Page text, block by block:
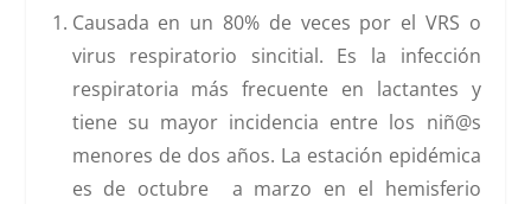
Causada en un 80% de veces por el VRS o
virus respiratorio sincitial. Es la infección
respiratoria más frecuente en lactantes y
tiene su mayor incidencia entre los niñ@s
menores de dos años. La estación epidémica
es de octubre a marzo en el hemisferio